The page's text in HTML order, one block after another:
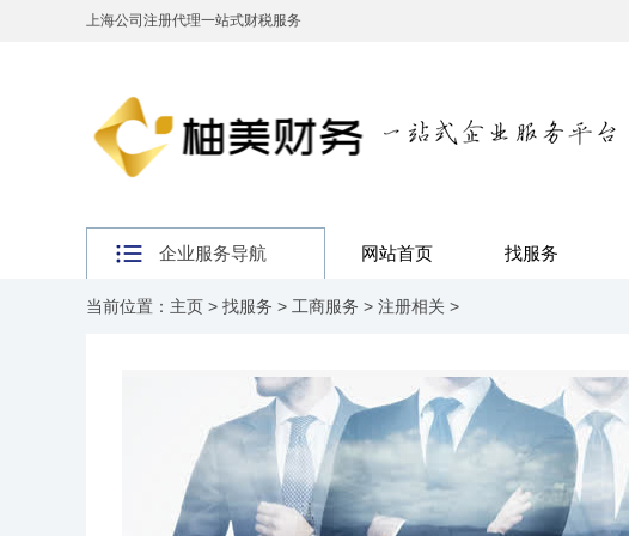
上海公司注册代理一站式财税服务
企业服务导航 网站首页 找服务
当前位置： 主页 > 找服务 > 工商服务 > 注册相关 >